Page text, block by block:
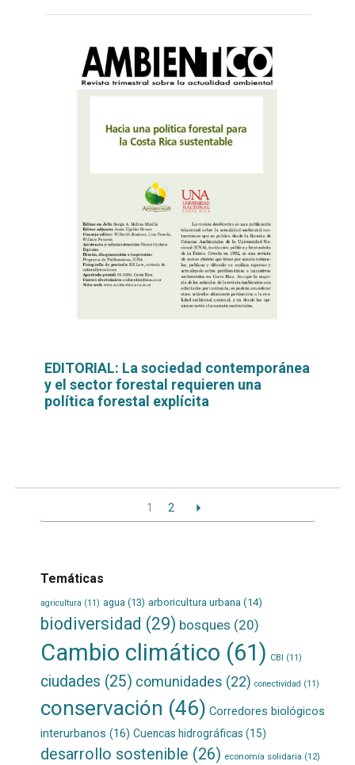
EDITORIAL: La sociedad contemporánea
y el sector forestal requieren una
política forestal explícita
1 2
Temáticas
agricultura (11) agua (13) arboricultura urbana(14)
biodiversidad (29) bosques (20)
Cambio climático (61) CBI (11)
ciudades (25) comunidades (22) conectividad (11)
conservación (46) Corredores biológicos
interurbanos (16) Cuencas hidrográficas (15)
desarrollo sostenible (26) economía solidaria (12)